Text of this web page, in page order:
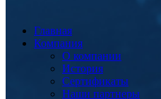
Главная
Компания
О компании
История
Сертификаты
Наши партнеры